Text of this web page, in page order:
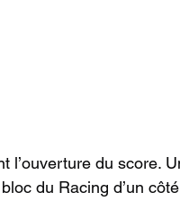
l’ouverture du score.
du Racing d’un